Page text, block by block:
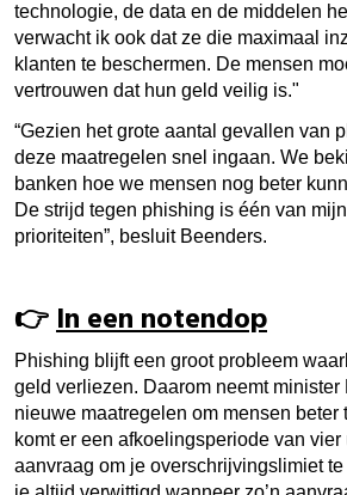
technologie, de data en de middelen
verwacht ik ook dat ze die maximaal
klanten te beschermen. De mensen
vertrouwen dat hun geld veilig is."
“Gezien het grote aantal gevallen van
deze maatregelen snel ingaan. We
banken hoe we mensen nog beter
De strijd tegen phishing is één van
prioriteiten”, besluit Beenders.
👉In een notendop
Phishing blijft een groot probleem
geld verliezen. Daarom neemt minister
nieuwe maatregelen om mensen beter
komt er een afkoelingsperiode van vier
aanvraag om je overschrijvingslimiet